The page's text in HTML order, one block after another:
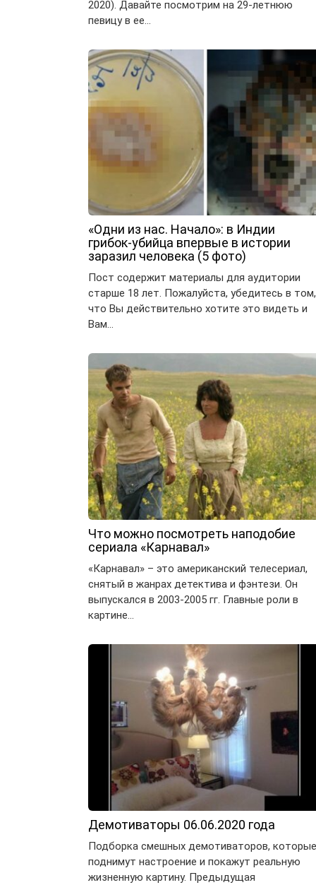
2020). Давайте посмотрим на 29-летнюю
певицу в ее…
«Одни из нас. Начало»: в Индии
грибок-убийца впервые в истории
заразил человека (5 фото)
Пост содержит материалы для аудитории
старше 18 лет. Пожалуйста, убедитесь в том,
что Вы действительно хотите это видеть и
Вам…
Что можно посмотреть наподобие
сериала «Карнавал»
«Карнавал» – это американский телесериал,
снятый в жанрах детектива и фэнтези. Он
выпускался в 2003-2005 гг. Главные роли в
картине…
Демотиваторы 06.06.2020 года
Подборка смешных демотиваторов, которые
поднимут настроение и покажут реальную
жизненную картину. Предыдущая